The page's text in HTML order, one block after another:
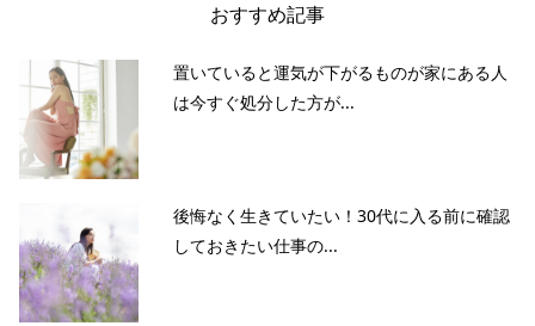
おすすめ記事
置いていると運気が下がるものが家にある人
は今すぐ処分した方が...
後悔なく生きていたい！30代に入る前に確認
しておきたい仕事の...